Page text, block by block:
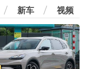
新车 视频